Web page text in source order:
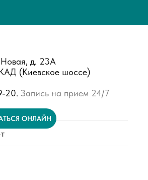
д. 23А
(Киевское шоссе)
20. Запись на прием 24/7
ОНЛАЙН